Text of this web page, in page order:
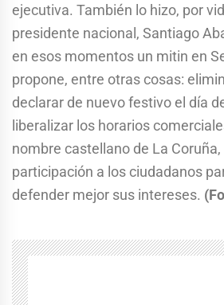
ejecutiva. También lo hizo, por
presidente nacional, Santiago
en esos momentos un mitin en
propone, entre otras cosas:
declarar de nuevo festivo el día
liberalizar los horarios
nombre castellano de La
participación a los ciudadanos
defender mejor sus intereses.